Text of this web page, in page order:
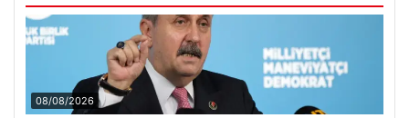
08/08/2026